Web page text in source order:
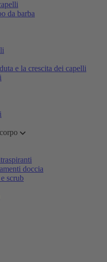
da barba
e la crescita dei capelli
doccia
scrub